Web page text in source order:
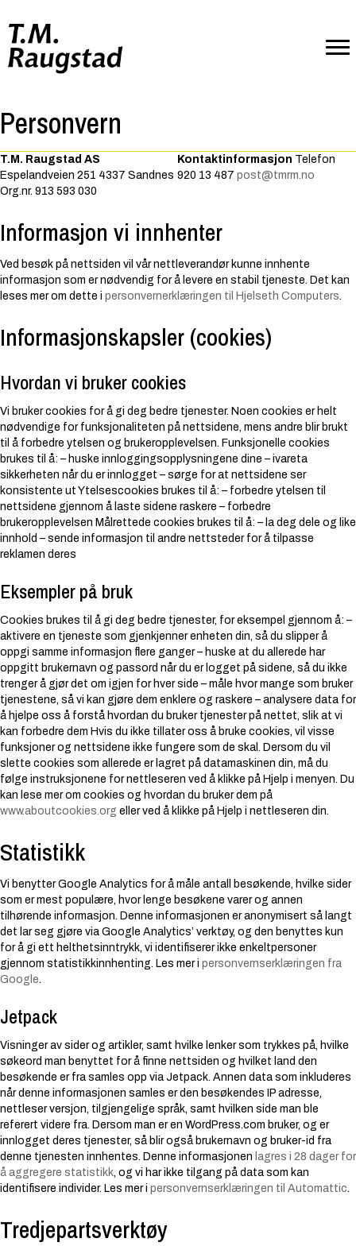
Personvern
T.M. Raugstad AS
Espelandveien 251 4337 Sandnes
Org.nr. 913 593 030
Kontaktinformasjon Telefon
920 13 487 post@tmrm.no
Informasjon vi innhenter
Ved besøk på nettsiden vil vår nettleverandør kunne innhente
informasjon som er nødvendig for å levere en stabil tjeneste. Det kan
leses mer om dette i personvernerklæringen til Hjelseth Computers.
Informasjonskapsler (cookies)
Hvordan vi bruker cookies
Vi bruker cookies for å gi deg bedre tjenester. Noen cookies er helt
nødvendige for funksjonaliteten på nettsidene, mens andre blir brukt
til å forbedre ytelsen og brukeropplevelsen. Funksjonelle cookies
brukes til å: – huske innloggingsopplysningene dine – ivareta
sikkerheten når du er innlogget – sørge for at nettsidene ser
konsistente ut Ytelsescookies brukes til å: – forbedre ytelsen til
nettsidene gjennom å laste sidene raskere – forbedre
brukeropplevelsen Målrettede cookies brukes til å: – la deg dele og like
innhold – sende informasjon til andre nettsteder for å tilpasse
reklamen deres
Eksempler på bruk
Cookies brukes til å gi deg bedre tjenester, for eksempel gjennom å: –
aktivere en tjeneste som gjenkjenner enheten din, så du slipper å
oppgi samme informasjon flere ganger – huske at du allerede har
oppgitt brukernavn og passord når du er logget på sidene, så du ikke
trenger å gjør det om igjen for hver side – måle hvor mange som bruker
tjenestene, så vi kan gjøre dem enklere og raskere – analysere data for
å hjelpe oss å forstå hvordan du bruker tjenester på nettet, slik at vi
kan forbedre dem Hvis du ikke tillater oss å bruke cookies, vil visse
funksjoner og nettsidene ikke fungere som de skal. Dersom du vil
slette cookies som allerede er lagret på datamaskinen din, må du
følge instruksjonene for nettleseren ved å klikke på Hjelp i menyen. Du
kan lese mer om cookies og hvordan du bruker dem på
www.aboutcookies.org eller ved å klikke på Hjelp i nettleseren din.
Statistikk
Vi benytter Google Analytics for å måle antall besøkende, hvilke sider
som er mest populære, hvor lenge besøkene varer og annen
tilhørende informasjon. Denne informasjonen er anonymisert så langt
det lar seg gjøre via Google Analytics’ verktøy, og den benyttes kun
for å gi ett helthetsinntrykk, vi identifiserer ikke enkeltpersoner
gjennom statistikkinnhenting. Les mer i personvernserklæringen fra
Google.
Jetpack
Visninger av sider og artikler, samt hvilke lenker som trykkes på, hvilke
søkeord man benyttet for å finne nettsiden og hvilket land den
besøkende er fra samles opp via Jetpack. Annen data som inkluderes
når denne informasjonen samles er den besøkendes IP adresse,
nettleser versjon, tilgjengelige språk, samt hvilken side man ble
referert videre fra. Dersom man er en WordPress.com bruker, og er
innlogget deres tjenester, så blir også brukernavn og bruker-id fra
denne tjenesten innhentes. Denne informasjonen lagres i 28 dager for
å aggregere statistikk, og vi har ikke tilgang på data som kan
identifisere individer. Les mer i personvernserklæringen til Automattic.
Tredjepartsverktøy